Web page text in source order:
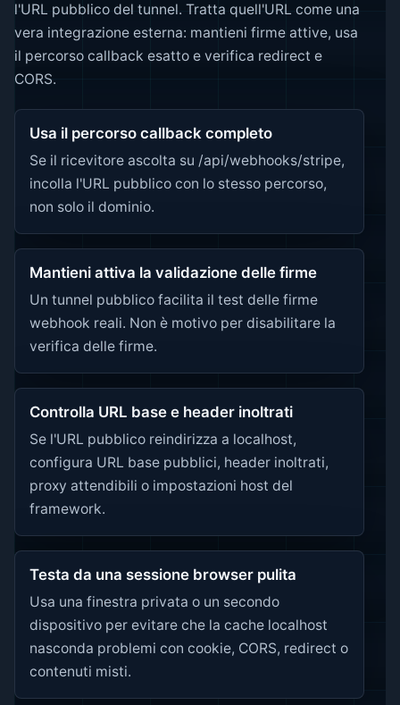
l'URL pubblico del tunnel. Tratta quell'URL come una
vera integrazione esterna: mantieni firme attive, usa
il percorso callback esatto e verifica redirect e
CORS.
Usa il percorso callback completo
Se il ricevitore ascolta su /api/webhooks/stripe,
incolla l'URL pubblico con lo stesso percorso,
non solo il dominio.
Mantieni attiva la validazione delle firme
Un tunnel pubblico facilita il test delle firme
webhook reali. Non è motivo per disabilitare la
verifica delle firme.
Controlla URL base e header inoltrati
Se l'URL pubblico reindirizza a localhost,
configura URL base pubblici, header inoltrati,
proxy attendibili o impostazioni host del
framework.
Testa da una sessione browser pulita
Usa una finestra privata o un secondo
dispositivo per evitare che la cache localhost
nasconda problemi con cookie, CORS, redirect o
contenuti misti.